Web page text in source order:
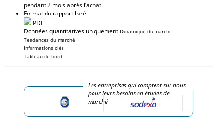
pendant 2 mois après l’achat
Format du rapport livré
PDF
Données quantitatives uniquement Dynamique du marché
Tendances du marché
Informations clés
Tableau de bord
Les entreprises qui comptent sur nous
pour leurs besoins en études de
marché